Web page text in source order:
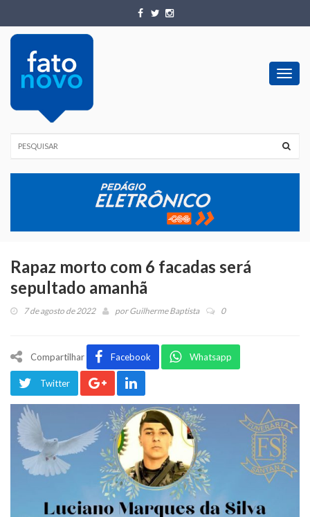
Rapaz morto com 6 facadas será
sepultado amanhã
7 de agosto de 2022 porGuilherme Baptista 0
Compartilhar Facebook Whatsapp
Twitter